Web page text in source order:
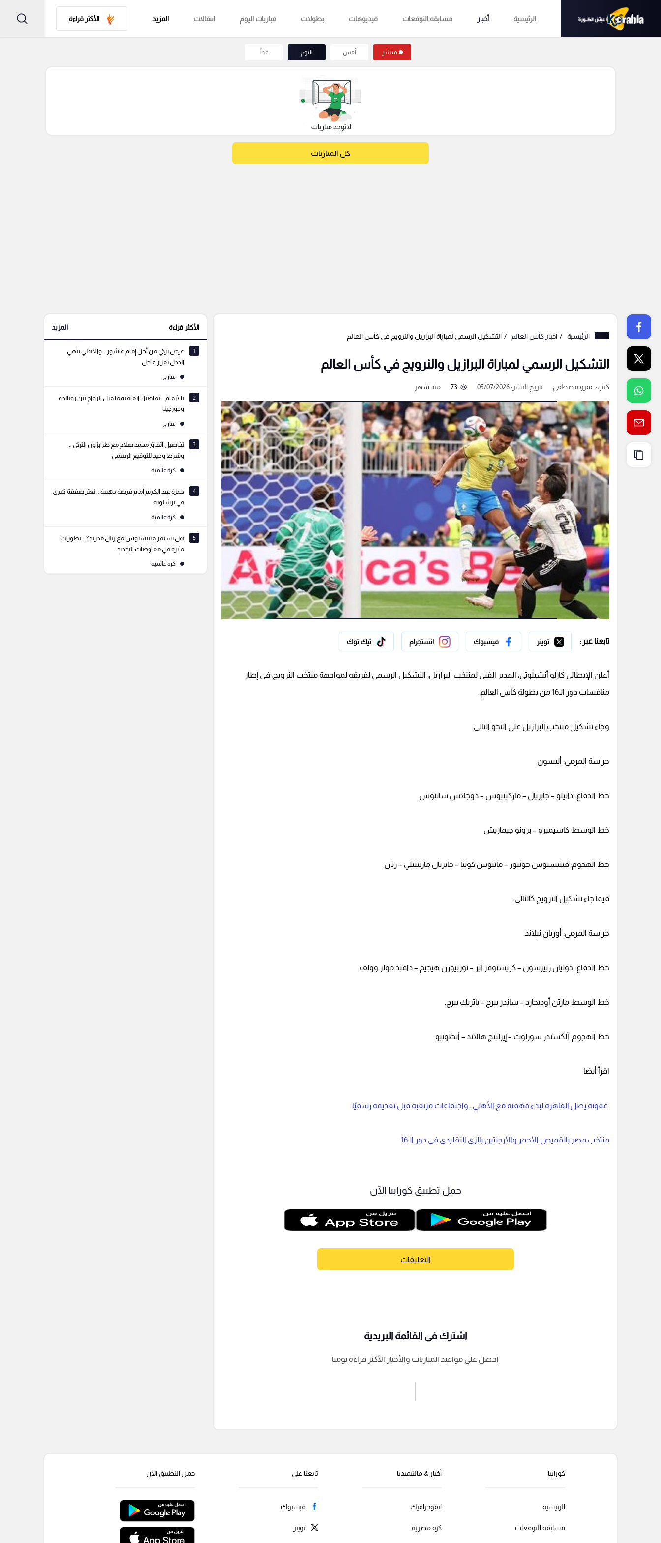
الرئيسية أخبار مسابقه التوقعات فيديوهات بطولات مباريات اليوم انتقالات المزيد الأكثر قراءة
مباشر أمس اليوم غداً
كل المباريات
الرئيسية اخبار كأس العالم التشكيل الرسمي لمباراة البرازيل والنرويج في كأس العالم
التشكيل الرسمي لمباراة البرازيل والنرويج في كأس العالم
كتب: عمرو مصطفي تاريخ النشر: 05/07/2026 73 منذ شهر
تابعنا عبر : تويتر فيسبوك انستجرام تيك توك
أعلن الإيطالي كارلو أنشيلوتي، المدير الفني لمنتخب البرازيل، التشكيل الرسمي لفريقه لمواجهة منتخب النرويج، في إطار
منافسات دور الـ16 من بطولة كأس العالم.
وجاء تشكيل منتخب البرازيل على النحو التالي:
حراسة المرمى: أليسون
خط الدفاع: دانيلو – جابريال – ماركينيوس – دوجلاس سانتوس
خط الوسط: كاسيميرو – برونو جيماريش
خط الهجوم: فينيسيوس جونيور – ماتيوس كونيا – جابريال مارتينيلي – ريان
فيما جاء تشكيل النرويج كالتالي:
حراسة المرمى: أوريان نيلاند.
خط الدفاع: خوليان رييرسون – كريستوفر آير – توربيورن هيجيم – دافيد مولر وولف.
خط الوسط: مارتن أوديجارد – ساندر بيرج – باتريك بيرج.
خط الهجوم: ألكسندر سورلوث – إيرلينج هالاند – أنطونيو
اقرأ أيضا
عموتة يصل القاهرة لبدء مهمته مع الأهلي.. واجتماعات مرتقبة قبل تقديمه رسميًا
منتخب مصر بالقميص الأحمر والأرجنتين بالزي التقليدي في دور الـ16
حمل تطبيق كورابيا الآن
التعليقات
إرسال تعليق
اشترك فى القائمة البريدية
احصل على مواعيد المباريات والأخبار الأكثر قراءة يوميا
الأكثر قراءة المزيد
1
عرض تركي من أجل إمام عاشور .. والأهلي ينهي
الجدل بقرار عاجل
تقارير
2
بالأرقام .. تفاصيل اتفاقية ما قبل الزواج بين رونالدو
وجورجينا
تقارير
3
تفاصيل اتفاق محمد صلاح مع طرابزون التركي ..
وشرط وحيد للتوقيع الرسمي
كرة عالمية
4
حمزة عبد الكريم أمام فرصة ذهبية .. تعثر صفقة كبرى
في برشلونة
كرة عالمية
5
هل يستمر فينيسيوس مع ريال مدريد ؟ .. تطورات
مثيرة في مفاوضات التجديد
كرة عالمية
كورابيا
الرئيسية
مسابقة التوقعات
أخبار & مالتيميديا
انفوجرافيك
كرة مصرية
تابعنا على
فيسبوك
تويتر
حمل التطبيق الأن